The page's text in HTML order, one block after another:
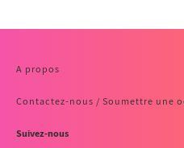
A propos
Contactez-nous / Soumettre une
Suivez-nous